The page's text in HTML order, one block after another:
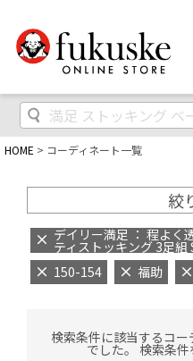
HOME コーディネート一覧
絞
デイリー満足 ： 程よく
ティストッキング 3足
150-154
福助
検索条件に該当するコ
でした。 検索条件